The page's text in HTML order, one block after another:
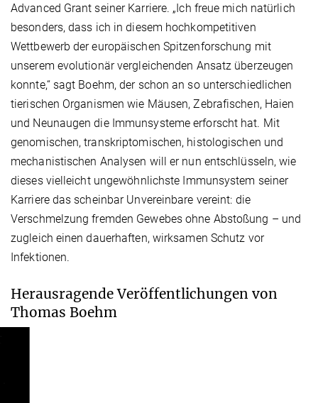
Advanced Grant seiner Karriere. „Ich freue mich natürlich
besonders, dass ich in diesem hochkompetitiven
Wettbewerb der europäischen Spitzenforschung mit
unserem evolutionär vergleichenden Ansatz überzeugen
konnte,“ sagt Boehm, der schon an so unterschiedlichen
tierischen Organismen wie Mäusen, Zebrafischen, Haien
und Neunaugen die Immunsysteme erforscht hat. Mit
genomischen, transkriptomischen, histologischen und
mechanistischen Analysen will er nun entschlüsseln, wie
dieses vielleicht ungewöhnlichste Immunsystem seiner
Karriere das scheinbar Unvereinbare vereint: die
Verschmelzung fremden Gewebes ohne Abstoßung – und
zugleich einen dauerhaften, wirksamen Schutz vor
Infektionen.
Herausragende Veröffentlichungen von
Thomas Boehm